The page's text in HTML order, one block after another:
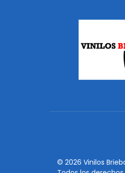
© 2026 Vinilos